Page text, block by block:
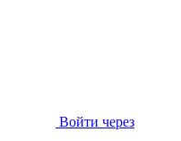
Войти через